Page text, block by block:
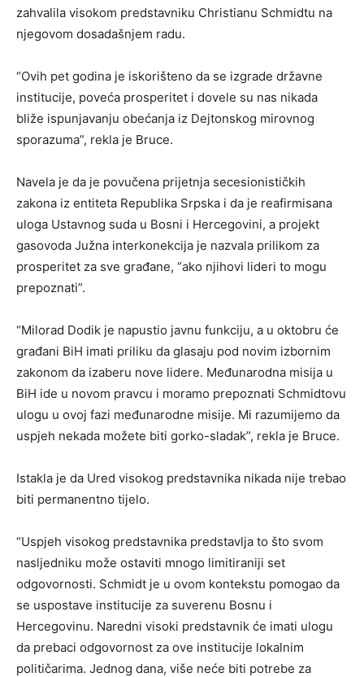
zahvalila visokom predstavniku Christianu Schmidtu na
njegovom dosadašnjem radu.
“Ovih pet godina je iskorišteno da se izgrade državne
institucije, poveća prosperitet i dovele su nas nikada
bliže ispunjavanju obećanja iz Dejtonskog mirovnog
sporazuma”, rekla je Bruce.
Navela je da je povučena prijetnja secesionističkih
zakona iz entiteta Republika Srpska i da je reafirmisana
uloga Ustavnog suda u Bosni i Hercegovini, a projekt
gasovoda Južna interkonekcija je nazvala prilikom za
prosperitet za sve građane, “ako njihovi lideri to mogu
prepoznati”.
“Milorad Dodik je napustio javnu funkciju, a u oktobru će
građani BiH imati priliku da glasaju pod novim izbornim
zakonom da izaberu nove lidere. Međunarodna misija u
BiH ide u novom pravcu i moramo prepoznati Schmidtovu
ulogu u ovoj fazi međunarodne misije. Mi razumijemo da
uspjeh nekada možete biti gorko-sladak”, rekla je Bruce.
Istakla je da Ured visokog predstavnika nikada nije trebao
biti permanentno tijelo.
“Uspjeh visokog predstavnika predstavlja to što svom
nasljedniku može ostaviti mnogo limitiraniji set
odgovornosti. Schmidt je u ovom kontekstu pomogao da
se uspostave institucije za suverenu Bosnu i
Hercegovinu. Naredni visoki predstavnik će imati ulogu
da prebaci odgovornost za ove institucije lokalnim
političarima. Jednog dana, više neće biti potrebe za